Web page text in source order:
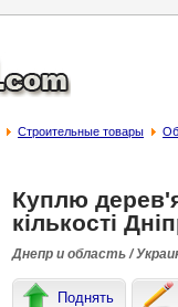
Строительные товары
Куплю
кількості
Днепр и область /
Поднять